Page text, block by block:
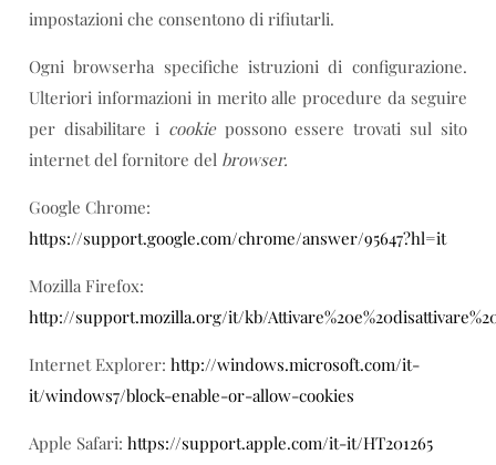
impostazioni che consentono di rifiutarli.
Ogni browserha specifiche istruzioni di configurazione.
Ulteriori informazioni in merito alle procedure da seguire
per disabilitare i cookie possono essere trovati sul sito
internet del fornitore del browser.
Google Chrome:
https://support.google.com/chrome/answer/95647?hl=it
Mozilla Firefox:
http://support.mozilla.org/it/kb/
Internet Explorer:http://windows.microsoft.com/it-
it/windows7/block-enable-or-allow-cookies
Apple Safari:https://support.apple.com/it-it/HT201265